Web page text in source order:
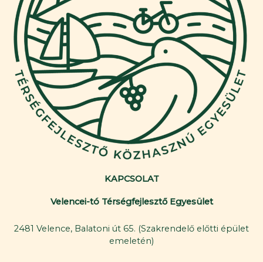
KAPCSOLAT
Velencei-tó Térségfejlesztő Egyesület
2481 Velence, Balatoni út 65. (Szakrendelő előtti épület
emeletén)